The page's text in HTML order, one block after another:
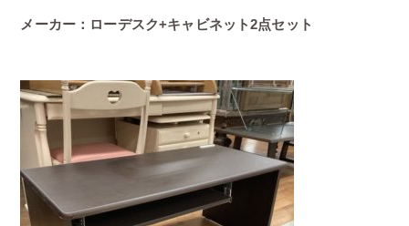
メーカー：ローデスク+キャビネット2点セット